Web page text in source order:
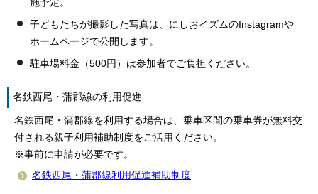
施予定。
子どもたちが撮影した写真は、にしおイズムのInstagramや
ホームページで公開します。
駐車場料金（500円）は参加者でご負担ください。
名鉄西尾・蒲郡線の利用促進
名鉄西尾・蒲郡線を利用する場合は、乗車区間の乗車券が無料交
付される親子利用補助制度をご活用ください。
※事前に申請が必要です。
名鉄西尾・蒲郡線利用促進補助制度